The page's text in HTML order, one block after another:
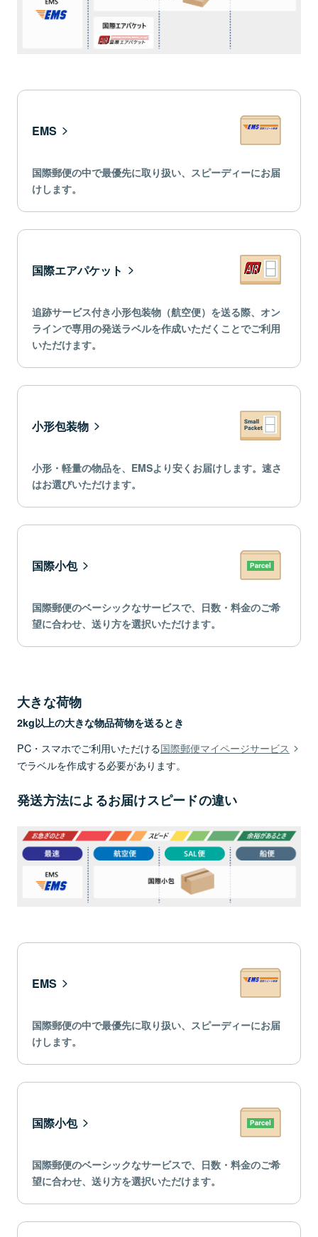
EMS
国際郵便の中で最優先に取り扱い、スピーディーにお届
けします。
国際エアパケット
追跡サービス付き小形包装物（航空便）を送る際、オン
ラインで専用の発送ラベルを作成いただくことでご利用
いただけます。
小形包装物
小形・軽量の物品を、EMSより安くお届けします。速さ
はお選びいただけます。
国際小包
国際郵便のベーシックなサービスで、日数・料金のご希
望に合わせ、送り方を選択いただけます。
大きな荷物
2kg以上の大きな物品荷物を送るとき
PC・スマホでご利用いただける国際郵便マイページサービス
でラベルを作成する必要があります。
発送方法によるお届けスピードの違い
EMS
国際郵便の中で最優先に取り扱い、スピーディーにお届
けします。
国際小包
国際郵便のベーシックなサービスで、日数・料金のご希
望に合わせ、送り方を選択いただけます。